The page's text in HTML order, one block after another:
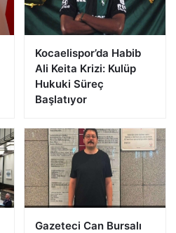
Kocaelispor’da Habib
Ali Keita Krizi: Kulüp
Hukuki Süreç
Başlatıyor
Gazeteci Can Bursalı